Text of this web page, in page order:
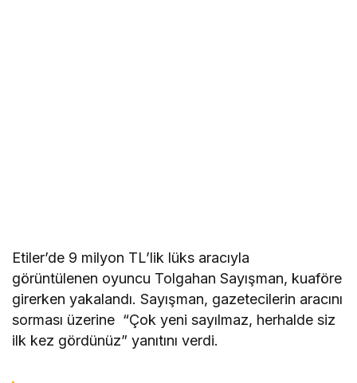
Etiler’de 9 milyon TL’lik lüks aracıyla
görüntülenen oyuncu Tolgahan Sayışman, kuaföre
girerken yakalandı. Sayışman, gazetecilerin aracını
sorması üzerine “Çok yeni sayılmaz, herhalde siz
ilk kez gördünüz” yanıtını verdi.